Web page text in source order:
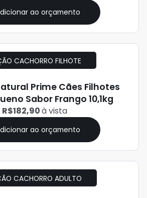
ao orçamento
CACHORRO FILHOTE
Prime Cães Filhotes
Sabor Frango 10,1kg
R$182,90à vista
ao orçamento
CACHORRO ADULTO